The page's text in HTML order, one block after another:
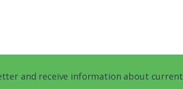
and receive information about current